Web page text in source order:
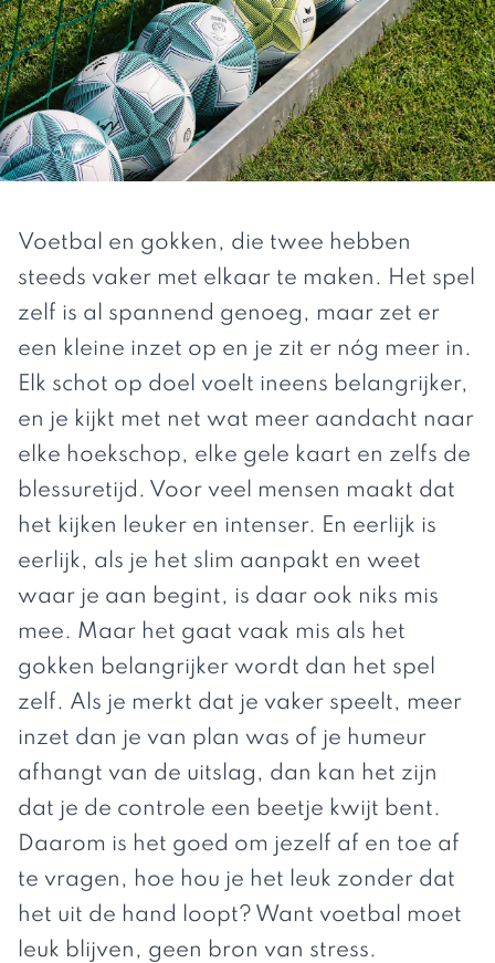
Voetbal en gokken, die twee hebben
steeds vaker met elkaar te maken. Het spel
zelf is al spannend genoeg, maar zet er
een kleine inzet op en je zit er nóg meer in.
Elk schot op doel voelt ineens belangrijker,
en je kijkt met net wat meer aandacht naar
elke hoekschop, elke gele kaart en zelfs de
blessuretijd. Voor veel mensen maakt dat
het kijken leuker en intenser. En eerlijk is
eerlijk, als je het slim aanpakt en weet
waar je aan begint, is daar ook niks mis
mee. Maar het gaat vaak mis als het
gokken belangrijker wordt dan het spel
zelf. Als je merkt dat je vaker speelt, meer
inzet dan je van plan was of je humeur
afhangt van de uitslag, dan kan het zijn
dat je de controle een beetje kwijt bent.
Daarom is het goed om jezelf af en toe af
te vragen, hoe hou je het leuk zonder dat
het uit de hand loopt? Want voetbal moet
leuk blijven, geen bron van stress.